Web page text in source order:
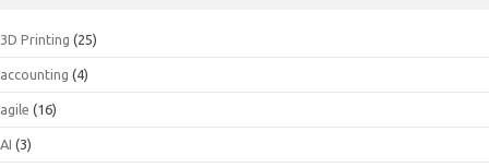
3D Printing (25)
accounting (4)
agile (16)
AI (3)